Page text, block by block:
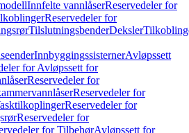
Innfelte vannlåserReservedeler for
Reservedeler for
TilslutningsbenderDeksler
InnbyggingssisternerAvløpssett
for Avløpssett for
Reservedeler for
Reservedeler for
Reservedeler for
Reservedeler for
for TilbehørAvløpssett for